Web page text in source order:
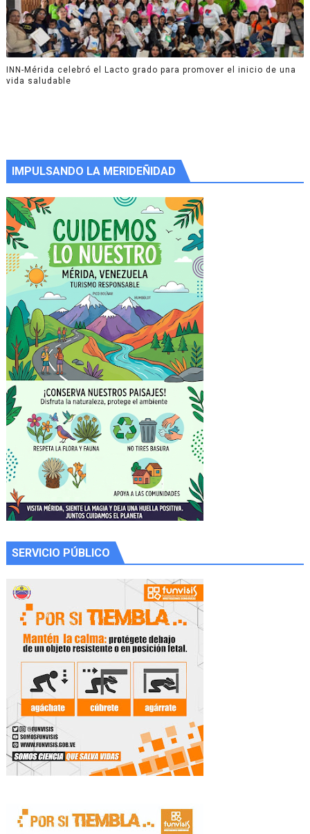
INN-Mérida celebró el Lacto grado para promover el inicio de una
vida saludable
IMPULSANDO LA MERIDEÑIDAD
SERVICIO PÚBLICO